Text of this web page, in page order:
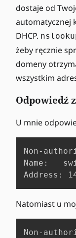
dostaje od
automatycznej
DHCP.
żeby ręcznie
domeny
wszystkim
Odpowiedź
U mnie
Non-
Name:	swistak.codes
Address:
Natomiast u
Non-